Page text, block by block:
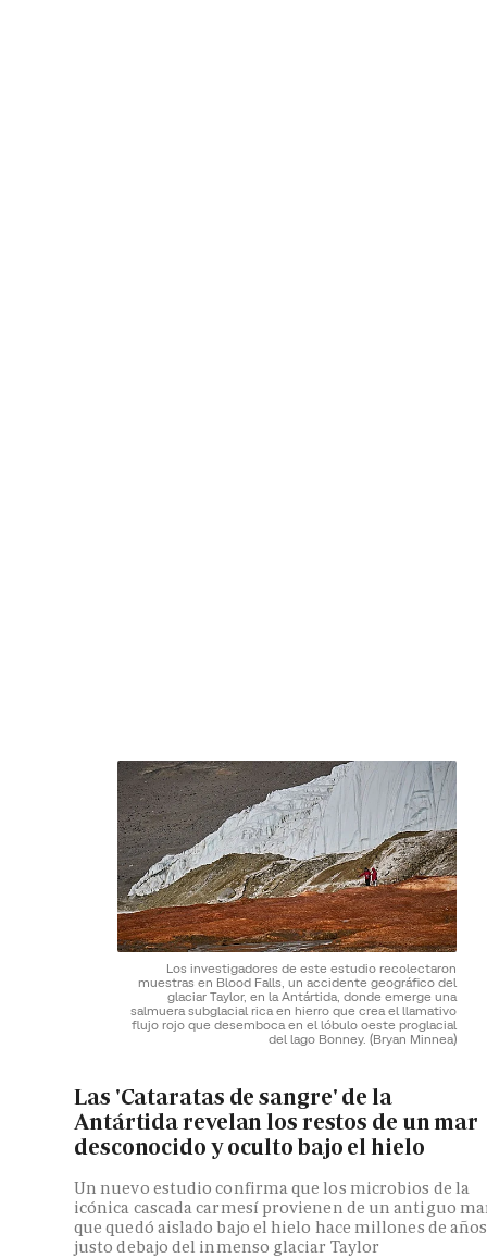
Los investigadores de este estudio recolectaron
muestras en Blood Falls, un accidente geográfico del
glaciar Taylor, en la Antártida, donde emerge una
salmuera subglacial rica en hierro que crea el llamativo
flujo rojo que desemboca en el lóbulo oeste proglacial
del lago Bonney. (Bryan Minnea)
Las 'Cataratas de sangre' de la
Antártida revelan los restos de un mar
desconocido y oculto bajo el hielo
Un nuevo estudio confirma que los microbios de la
icónica cascada carmesí provienen de un antiguo
que quedó aislado bajo el hielo hace millones de años
justo debajo del inmenso glaciar Taylor